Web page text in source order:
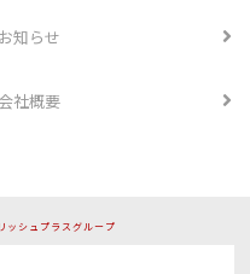
お知らせ
会社概要
ッシュプラスグループ